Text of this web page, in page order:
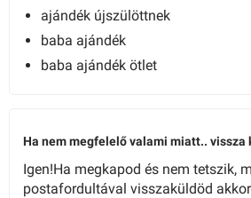
ajándék újszülöttnek
baba ajándék
baba ajándék ötlet
Ha nem megfelelő valami miatt.. vissza
Igen!Ha megkapod és nem tetszik,
postafordultával visszaküldöd